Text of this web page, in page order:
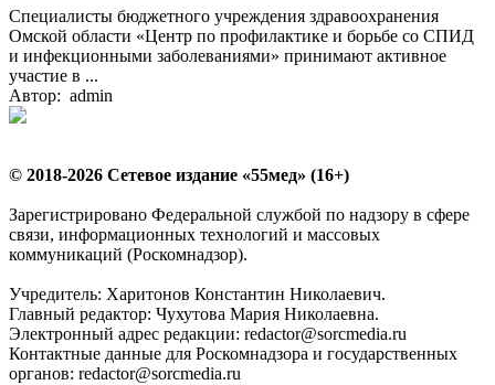
Специалисты бюджетного учреждения здравоохранения
Омской области «Центр по профилактике и борьбе со СПИД
и инфекционными заболеваниями» принимают активное
участие в ...
Автор: admin
© 2018-2026 Сетевое издание «55мед» (16+)
Зарегистрировано Федеральной службой по надзору в сфере
связи, информационных технологий и массовых
коммуникаций (Роскомнадзор).
Учредитель: Харитонов Константин Николаевич.
Главный редактор: Чухутова Мария Николаевна.
Электронный адрес редакции: redactor@sorcmedia.ru
Контактные данные для Роскомнадзора и государственных
органов: redactor@sorcmedia.ru